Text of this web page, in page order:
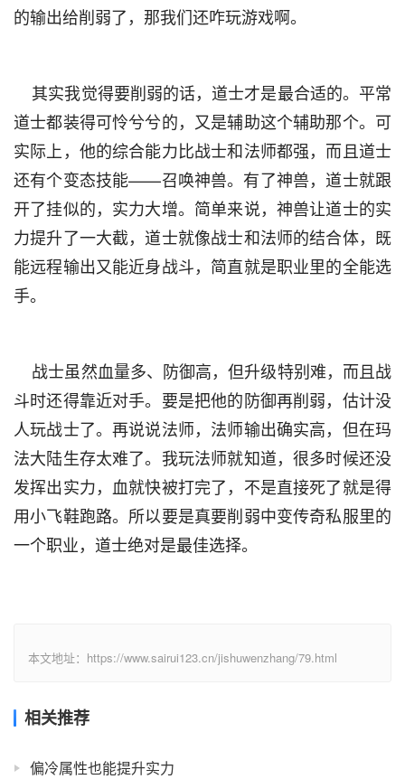
的输出给削弱了，那我们还咋玩游戏啊。
其实我觉得要削弱的话，道士才是最合适的。平常
道士都装得可怜兮兮的，又是辅助这个辅助那个。可
实际上，他的综合能力比战士和法师都强，而且道士
还有个变态技能——召唤神兽。有了神兽，道士就跟
开了挂似的，实力大增。简单来说，神兽让道士的实
力提升了一大截，道士就像战士和法师的结合体，既
能远程输出又能近身战斗，简直就是职业里的全能选
手。
战士虽然血量多、防御高，但升级特别难，而且战
斗时还得靠近对手。要是把他的防御再削弱，估计没
人玩战士了。再说说法师，法师输出确实高，但在玛
法大陆生存太难了。我玩法师就知道，很多时候还没
发挥出实力，血就快被打完了，不是直接死了就是得
用小飞鞋跑路。所以要是真要削弱中变传奇私服里的
一个职业，道士绝对是最佳选择。
本文地址：https://www.sairui123.cn/jishuwenzhang/79.html
相关推荐
偏冷属性也能提升实力